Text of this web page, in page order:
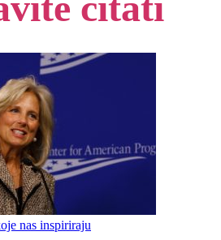
nas inspiriraju